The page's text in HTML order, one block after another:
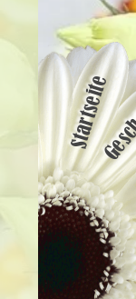
Startseite